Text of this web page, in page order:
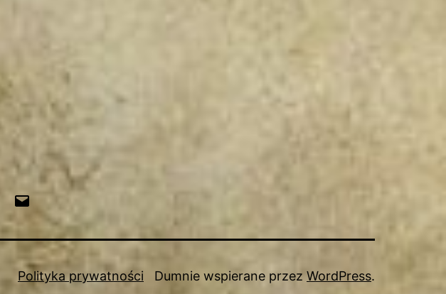
Instagram
Polityka prywatności Dumnie wspierane przez WordPress.